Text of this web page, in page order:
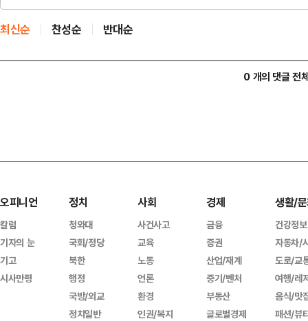
최신순 찬성순 반대순
0 개의 댓글 전
오피니언
칼럼
기자의 눈
기고
시사만평
정치
청와대
국회/정당
북한
행정
국방/외교
정치일반
사회
사건사고
교육
노동
언론
환경
인권/복지
경제
금융
증권
산업/재계
중기/벤처
부동산
글로벌경제
생활/
건강정보
자동차/
도로/교
여행/레
음식/맛
패션/뷰